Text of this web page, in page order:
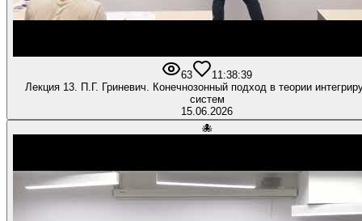
63 1 1:38:39
Лекция 13. П.Г. Гриневич. Конечнозонный подход в теории
систем
15.06.2026
🐙